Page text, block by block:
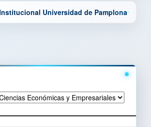
Universidad de Pamplona